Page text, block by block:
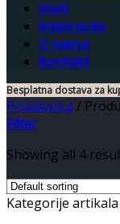
Alati
Inspiracija
O nama
Kontakt
Besplatna dostava za
Prodavnica /
Filter
Showing all 4
Kategorije artikala